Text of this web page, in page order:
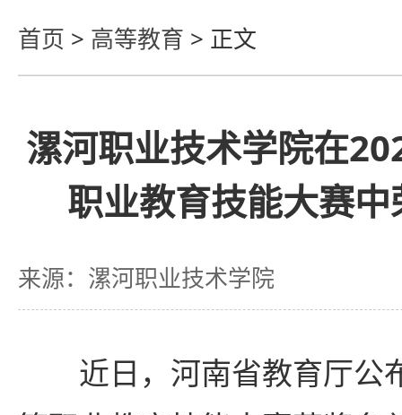
首页 > 高等教育 > 正文
漯河职业技术学院在
职业教育技能大赛
来源：漯河职业技术学院
近日，河南省教育厅公